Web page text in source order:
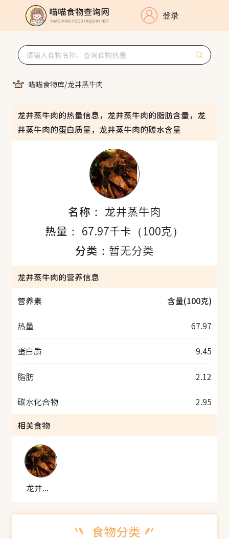
登录
喵喵食物库/龙井蒸牛肉
龙井蒸牛肉的热量信息，龙井蒸牛肉的脂肪含量，龙
井蒸牛肉的蛋白质量，龙井蒸牛肉的碳水含量
名称： 龙井蒸牛肉
热量： 67.97千卡（100克）
分类： 暂无分类
龙井蒸牛肉的营养信息
营养素
含量(100克)
热量 67.97
蛋白质 9.45
脂肪 2.12
碳水化合物
2.95
相关食物
龙井蒸牛肉